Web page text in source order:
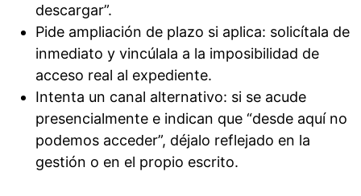
descargar”.
Pide ampliación de plazo si aplica: solicítala de
inmediato y vincúlala a la imposibilidad de
acceso real al expediente.
Intenta un canal alternativo: si se acude
presencialmente e indican que “desde aquí no
podemos acceder”, déjalo reflejado en la
gestión o en el propio escrito.